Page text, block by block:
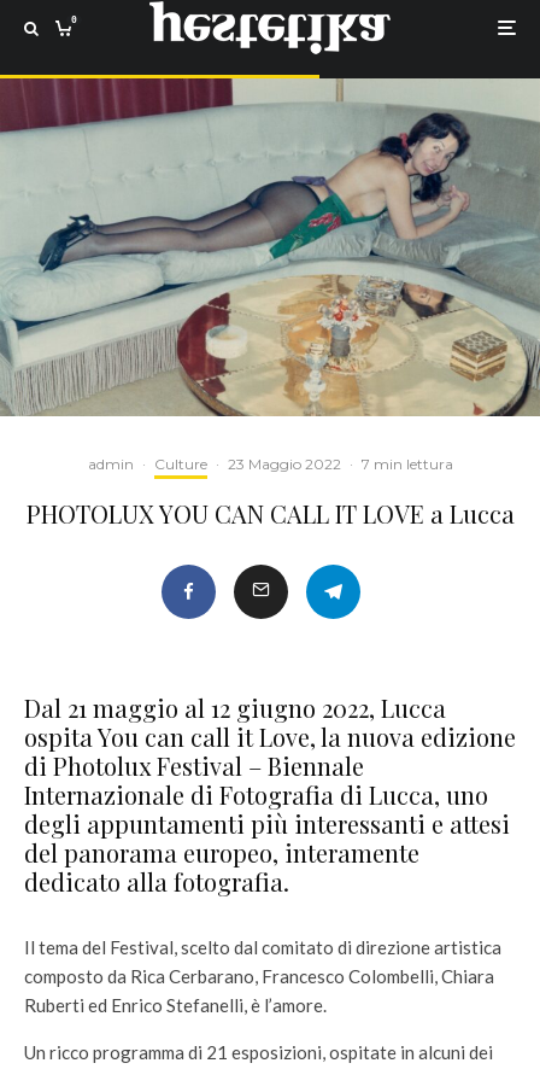
0
admin · Culture · 23 Maggio 2022 · 7 min lettura
PHOTOLUX YOU CAN CALL IT LOVE a Lucca
Dal 21 maggio al 12 giugno 2022, Lucca
ospita You can call it Love, la nuova edizione
di Photolux Festival – Biennale
Internazionale di Fotografia di Lucca, uno
degli appuntamenti più interessanti e attesi
del panorama europeo, interamente
dedicato alla fotografia.
Il tema del Festival, scelto dal comitato di direzione artistica
composto da Rica Cerbarano, Francesco Colombelli, Chiara
Ruberti ed Enrico Stefanelli, è l’amore.
Un ricco programma di 21 esposizioni, ospitate in alcuni dei